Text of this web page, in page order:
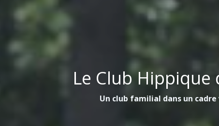
Le Club Hippique
Un club familial dans un